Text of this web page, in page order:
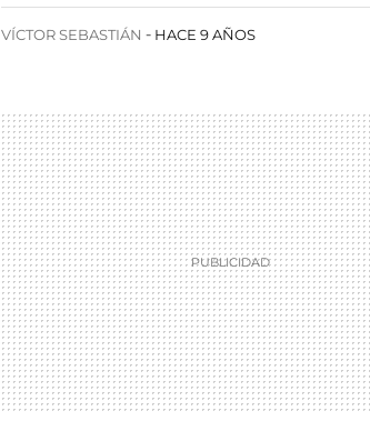
VÍCTOR SEBASTIÁN HACE 9 AÑOS